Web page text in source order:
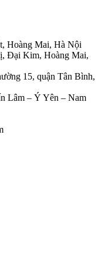
Hoàng Mai, Hà Nội​
Đại Kim, Hoàng Mai,
15, quận Tân Bình,
Lâm – Ý Yên – Nam